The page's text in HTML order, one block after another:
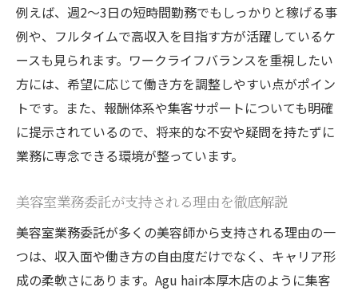
業務委託美容室で初めてでも安心して働け
る
美容室業務委託が未経験者に人気の理由
未経験からでも美容室業務委託で高収入を
実現
美容室で本当に高収入を実現するためのヒント
策
高収入を実現する美容室での働き方とは
美容室業務委託で収入を最大化するコツ
成果を出す美容室業務委託のポイント解説
例えば、週2～3日の短時間勤務でもしっかりと稼げる事
例や、フルタイムで高収入を目指す方が活躍しているケ
ースも見られます。ワークライフバランスを重視したい
方には、希望に応じて働き方を調整しやすい点がポイン
トです。また、報酬体系や集客サポートについても明確
に提示されているので、将来的な不安や疑問を持たずに
業務に専念できる環境が整っています。
美容室業務委託が支持される理由を徹底解説
美容室業務委託が多くの美容師から支持される理由の一
つは、収入面や働き方の自由度だけでなく、キャリア形
成の柔軟さにあります。Agu hair本厚木店のように集客